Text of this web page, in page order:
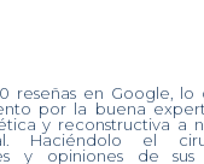
reseñas en Google,
por la buena
y reconstructiva a
Haciéndolo el
y opiniones de